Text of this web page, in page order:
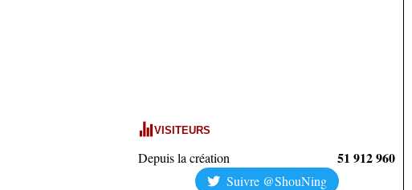
VISITEURS
Depuis la création 51 912 960
Suivre @ShouNing